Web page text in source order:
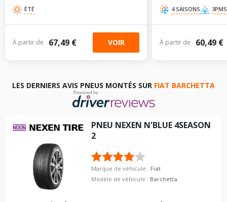
ÉTÉ
À partir de 67,49 € VOIR
4 SAISONS
À partir de 60,49 €
LES DERNIERS AVIS PNEUS MONTÉS SUR FIAT BARCHETTA
PNEU NEXEN N'BLUE 4SEASON
2
Marque de véhicule : Fiat
Modèle de véhicule : Barchetta